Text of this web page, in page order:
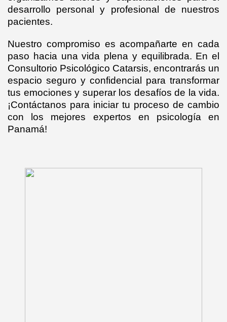
desarrollo personal y profesional de nuestros
pacientes.
Nuestro compromiso es acompañarte en cada
paso hacia una vida plena y equilibrada. En el
Consultorio Psicológico Catarsis, encontrarás un
espacio seguro y confidencial para transformar
tus emociones y superar los desafíos de la vida.
¡Contáctanos para iniciar tu proceso de cambio
con los mejores expertos en psicología en
Panamá!